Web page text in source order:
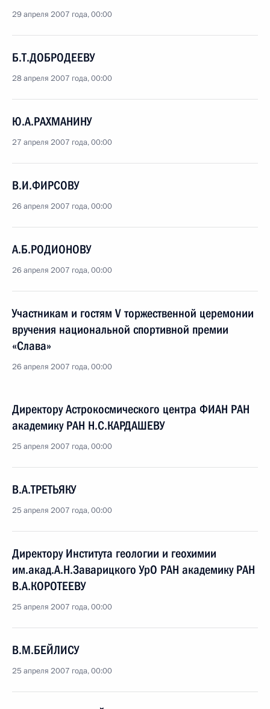
29 апреля 2007 года, 00:00
Б.Т.ДОБРОДЕЕВУ
28 апреля 2007 года, 00:00
Ю.А.РАХМАНИНУ
27 апреля 2007 года, 00:00
В.И.ФИРСОВУ
26 апреля 2007 года, 00:00
А.Б.РОДИОНОВУ
26 апреля 2007 года, 00:00
Участникам и гостям V торжественной церемонии
вручения национальной спортивной премии
«Слава»
26 апреля 2007 года, 00:00
Директору Астрокосмического центра ФИАН РАН
академику РАН Н.С.КАРДАШЕВУ
25 апреля 2007 года, 00:00
В.А.ТРЕТЬЯКУ
25 апреля 2007 года, 00:00
Директору Института геологии и геохимии
им.акад.А.Н.Заварицкого УрО РАН академику РАН
В.А.КОРОТЕЕВУ
25 апреля 2007 года, 00:00
В.М.БЕЙЛИСУ
25 апреля 2007 года, 00:00